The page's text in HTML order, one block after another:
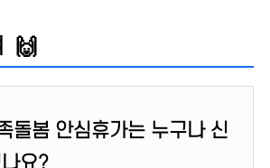
🙌
돌봄 안심휴가는 누구나 신
요?